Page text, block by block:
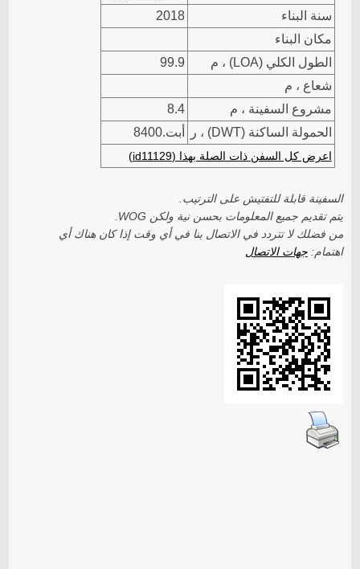
سنة البناء
2018
مكان البناء
الطول الكلي (LOA) ، م
99.9
شعاع ، م
مشروع السفينة ، م
8.4
الحمولة الساكنة (DWT) ، ر
أبت.8400
اعرض كل السفن ذات الصلة بهذا (id11129)
السفينة قابلة للتفتيش على الترتيب.
يتم تقديم جميع المعلومات بحسن نية ولكن WOG.
من فضلك لا تتردد في الاتصال بنا في أي وقت إذا كان هناك أي
اهتمام:جهات الاتصال